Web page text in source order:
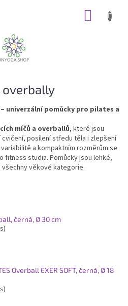
overbally
univerzální pomůcky pro pilates a
míčů a overballů, které jsou
posílení středu těla i zlepšení
a kompaktním rozměrům se
fitness studia. Pomůcky jsou lehké,
věkové kategorie.
černá, Ø 30 cm
Overball EXER SOFT, černá, Ø 18